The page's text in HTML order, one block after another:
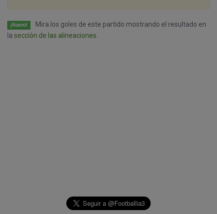
¡Nuevo!
Mira los goles de este partido mostrando el resultado en
la sección de las alineaciones.